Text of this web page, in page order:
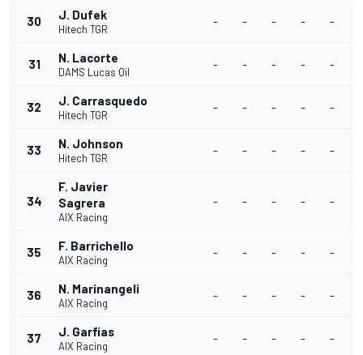
30 J. Dufek
Hitech TGR
- - - - -
31 N. Lacorte
DAMS Lucas Oil
- - - - -
32 J. Carrasquedo
Hitech TGR
- - - - -
33 N. Johnson
Hitech TGR
- - - - -
34
F. Javier
Sagrera
AIX Racing
- - - - -
35 F. Barrichello
AIX Racing
- - - - -
36 N. Marinangeli
AIX Racing
- - - - -
37 J. Garfias
AIX Racing
- - - - -